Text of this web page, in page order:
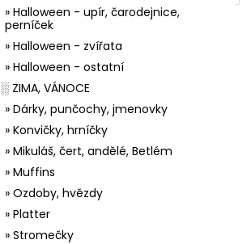
» Halloween - upír, čarodejnice,
perníček
» Halloween - zvířata
» Halloween - ostatní
░ ZIMA, VÁNOCE
» Dárky, punčochy, jmenovky
» Konvičky, hrníčky
» Mikuláš, čert, andělé, Betlém
» Muffins
» Ozdoby, hvězdy
» Platter
» Stromečky